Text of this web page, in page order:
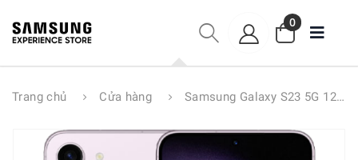
0
Trang chủ Cửa hàng Samsung Galaxy S23 5G 128GB